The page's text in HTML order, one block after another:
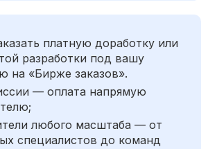
платную доработку или
разработки под вашу
на «Бирже заказов».
— оплата напрямую
любого масштаба — от
специалистов до команд